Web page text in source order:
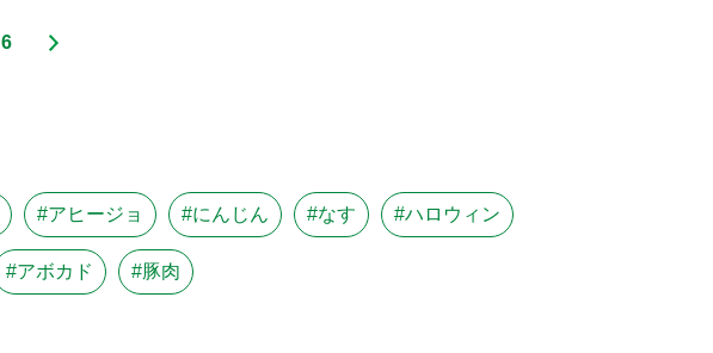
6
#アヒージョ #にんじん #なす #ハロウィン
#アボカド #豚肉